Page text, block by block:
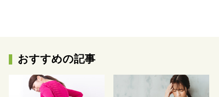
おすすめの記事